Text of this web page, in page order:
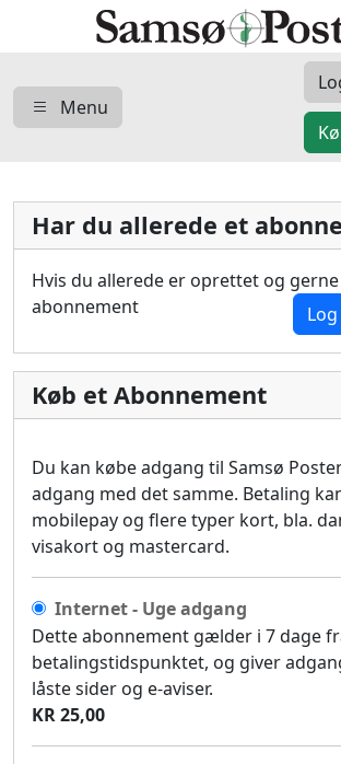
Menu
Har du allerede et
Hvis du allerede er oprettet og
abonnement
Køb et Abonnement
Du kan købe adgang til Samsø
adgang med det samme. Betaling
mobilepay og flere typer kort, bla.
visakort og mastercard.
Internet - Uge adgang
Dette abonnement gælder i 7 dage
betalingstidspunktet, og giver
låste sider og e-aviser.
KR 25,00